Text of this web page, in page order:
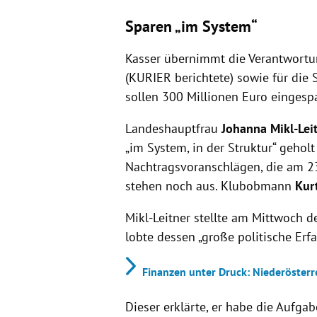
Sparen „im System“
Kasser übernimmt die
(KURIER berichtete) sowie für
sollen 300 Millionen Euro
LandeshauptfrauJohanna Mikl-
„im System, in der Struktur“
Nachtragsvoranschlägen, die am
stehen noch aus. Klubobmann
Mikl-Leitner stellte am Mittwoch
lobte dessen „große politische
Finanzen unter Druck:
Dieser erklärte, er habe die